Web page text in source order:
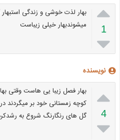

1

بهار لذت خوشی و زندگی
میشوندبهار خیلی زیباست
نویسنده

4

بهار فصل زیبا یی هاست وقتی
کوچه زمستانی خود بر میگردند
گل های رنگارنگ شروع به